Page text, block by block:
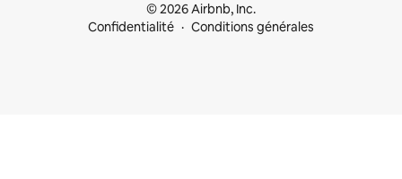
© 2026 Airbnb, Inc.
Confidentialité
Conditions générales